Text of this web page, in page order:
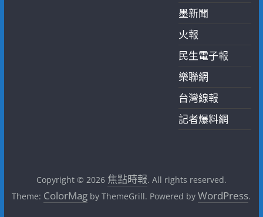
墨新聞
火報
民生電子報
樂聯網
台灣線報
記者爆料網
Copyright © 2026 焦點時報. All rights reserved.
Theme: ColorMag by ThemeGrill. Powered byWordPress.